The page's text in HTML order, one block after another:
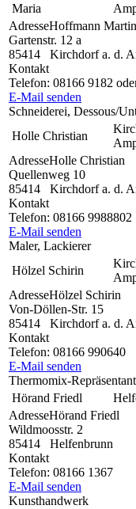
Maria
AdresseHoffmann
Gartenstr. 12 a
85414
Kirchdorf a. d.
Kontakt
Telefon: 08166 9182
E-Mail senden
Schneiderei, Dessous/
Holle Christian
AdresseHolle Christian
Quellenweg 10
85414
Kirchdorf a. d.
Kontakt
Telefon: 08166 9988802
E-Mail senden
Maler, Lackierer
Hölzel Schirin
AdresseHölzel Schirin
Von-Döllen-Str. 15
85414
Kirchdorf a. d.
Kontakt
Telefon: 08166 990640
E-Mail senden
Thermomix-
Hörand Friedl
AdresseHörand Friedl
Wildmoosstr. 2
85414
Helfenbrunn
Kontakt
Telefon: 08166 1367
E-Mail senden
Kunsthandwerk